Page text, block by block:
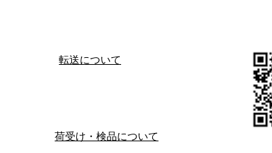
転送について
荷受け・検品について